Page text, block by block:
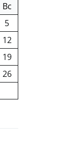
Вс
5
12
19
26